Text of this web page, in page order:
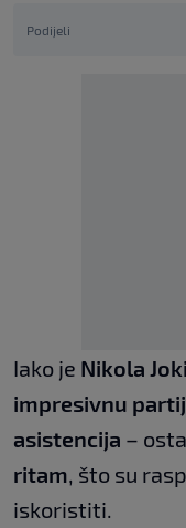
Podijeli
Iako je Nikola
impresivnu
asistencija –
ritam, što su
iskoristiti.